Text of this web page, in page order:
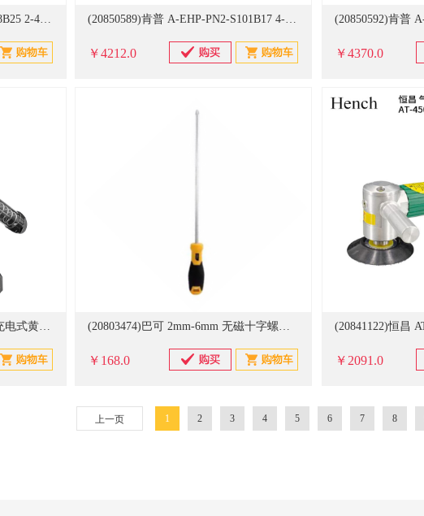
(20850588)肯普 A-EHP-PN2-S68B25 2-4mm 气动铆枪(单位：把) (20850589)肯普 A-EHP-PN2-S101B17 4-5mm 气动铆枪(单位：把)
￥4212.0 ￥4370.0
(20806354)芝浦 24V 两电一充 充电式黄油枪(单位：件) (20803474)巴可 2mm-6mm 无磁十字螺丝刀(单位：套)
￥168.0 ￥2091.0
上一页 1 2 3 4 5 6 7 8